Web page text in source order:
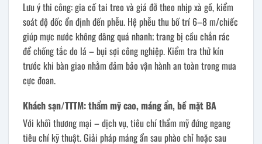
Lưu ý thi công: gia cố tai treo và giá đỡ theo nhịp xà gồ, kiểm
soát độ dốc ổn định đến phễu. Hệ phễu thu bố trí 6–8 m/chiếc
giúp mực nước không dâng quá nhanh; trang bị cầu chắn rác
để chống tắc do lá – bụi sợi công nghiệp. Kiểm tra thử kín
trước khi bàn giao nhằm đảm bảo vận hành an toàn trong mưa
cực đoan.
Khách sạn/TTTM: thẩm mỹ cao, máng ẩn, bề mặt BA
Với khối thương mại – dịch vụ, tiêu chí thẩm mỹ đứng ngang
tiêu chí kỹ thuật. Giải pháp máng ẩn sau phào chỉ hoặc sau